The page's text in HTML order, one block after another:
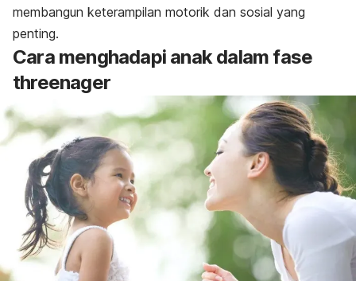
membangun keterampilan motorik dan sosial yang
penting.
Cara menghadapi anak dalam fase
threenager